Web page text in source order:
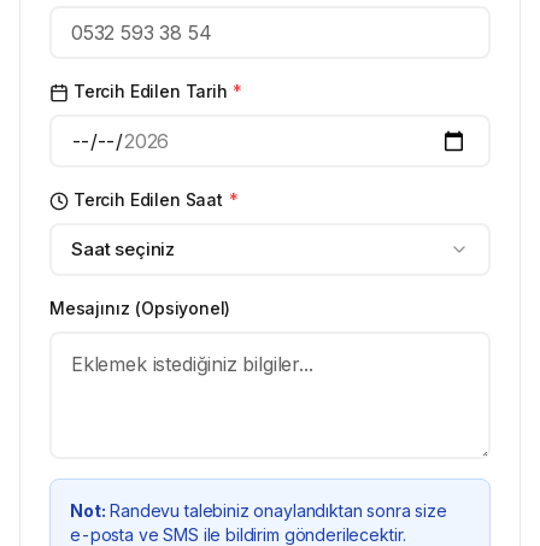
Tercih Edilen Tarih *
Tercih Edilen Saat *
Saat seçiniz
Mesajınız (Opsiyonel)
Not: Randevu talebiniz onaylandıktan sonra size
e-posta ve SMS ile bildirim gönderilecektir.